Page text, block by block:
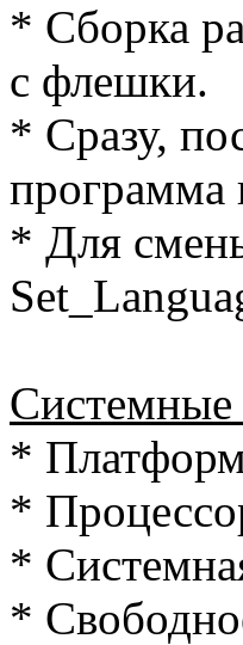
* Cборка
с флешки.
* Сразу,
программа
* Для
Системные
*
*
*
*